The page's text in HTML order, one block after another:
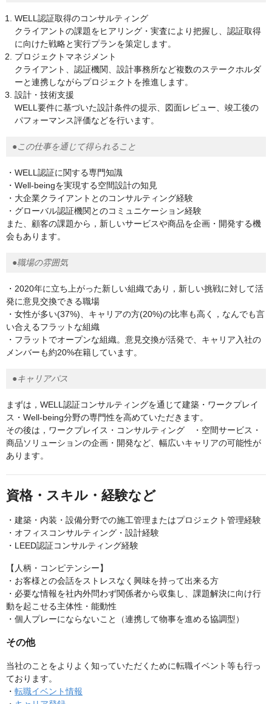
WELL認証取得のコンサルティング
クライアントの課題をヒアリング・実査により把握し、認証取得
に向けた戦略と実行プランを策定します。
プロジェクトマネジメント
クライアント、認証機関、設計事務所など複数のステークホルダ
ーと連携しながらプロジェクトを推進します。
設計・技術支援
WELL要件に基づいた設計条件の提示、図面レビュー、竣工後の
パフォーマンス評価などを行います。
●この仕事を通じて得られること
・WELL認証に関する専門知識
・Well-beingを実現する空間設計の知見
・大企業クライアントとのコンサルティング経験
・グローバル認証機関とのコミュニケーション経験
また、顧客の課題から，新しいサービスや商品を企画・開発する機
会もあります。
●職場の雰囲気
・2020年に立ち上がった新しい組織であり，新しい挑戦に対して活
発に意見交換できる職場
・女性が多い(37%)、キャリアの方(20%)の比率も高く，なんでも言
い合えるフラットな組織
・フラットでオープンな組織。意見交換が活発で、キャリア入社の
メンバーも約20%在籍しています。
●キャリアパス
まずは，WELL認証コンサルティングを通じて建築・ワークプレイ
ス・Well-being分野の専門性を高めていただきます。
その後は，ワークプレイス・コンサルティング ・空間サービス・
商品ソリューションの企画・開発など、幅広いキャリアの可能性が
あります。
資格・スキル・経験など
・建築・内装・設備分野での施工管理またはプロジェクト管理経験
・オフィスコンサルティング・設計経験
・LEED認証コンサルティング経験
【人柄・コンピテンシー】
・お客様との会話をストレスなく興味を持って出来る方
・必要な情報を社内外問わず関係者から収集し、課題解決に向け行
動を起こせる主体性・能動性
・個人プレーにならないこと（連携して物事を進める協調型）
その他
当社のことをよりよく知っていただくために転職イベント等も行っ
ております。
・ 転職イベント情報